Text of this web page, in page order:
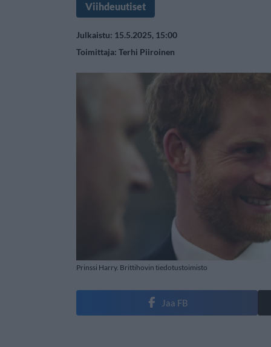
Viihdeuutiset
Julkaistu: 15.5.2025, 15:00
Toimittaja: Terhi Piiroinen
Prinssi Harry. Brittihovin tiedotustoimisto
Jaa FB